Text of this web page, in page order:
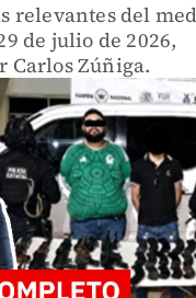
relevantes del
de julio de 2026,
Carlos Zúñiga.